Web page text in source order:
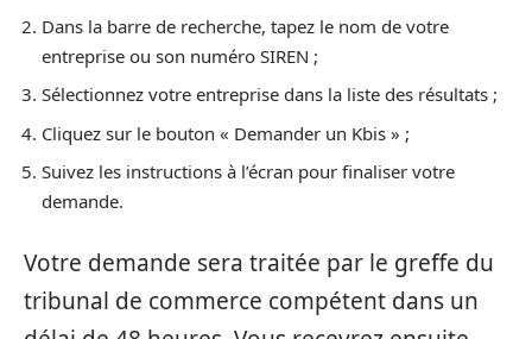
Dans la barre de recherche, tapez le nom de votre
entreprise ou son numéro SIREN ;
Sélectionnez votre entreprise dans la liste des résultats ;
Cliquez sur le bouton « Demander un Kbis » ;
Suivez les instructions à l’écran pour finaliser votre
demande.
Votre demande sera traitée par le greffe du
tribunal de commerce compétent dans un